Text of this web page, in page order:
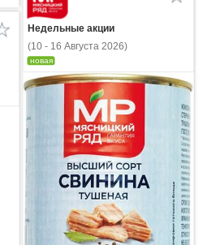
Недельные акции
(10 - 16 Августа 2026)
новая